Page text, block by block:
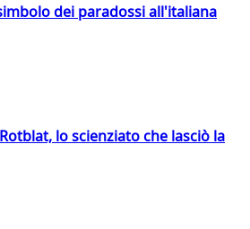
dei paradossi all'italiana
lo scienziato che lasciò la